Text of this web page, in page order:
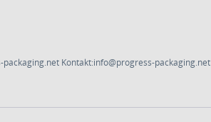
Kontakt:info@progress-packaging.net